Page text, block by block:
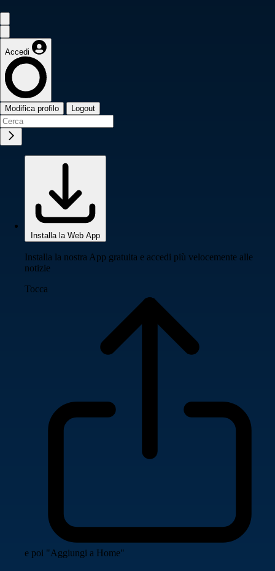
Accedi
Modifica profilo Logout
Installa la Web App
Installa la nostra App gratuita e accedi più velocemente alle
notizie
Tocca
e poi "Aggiungi a Home"